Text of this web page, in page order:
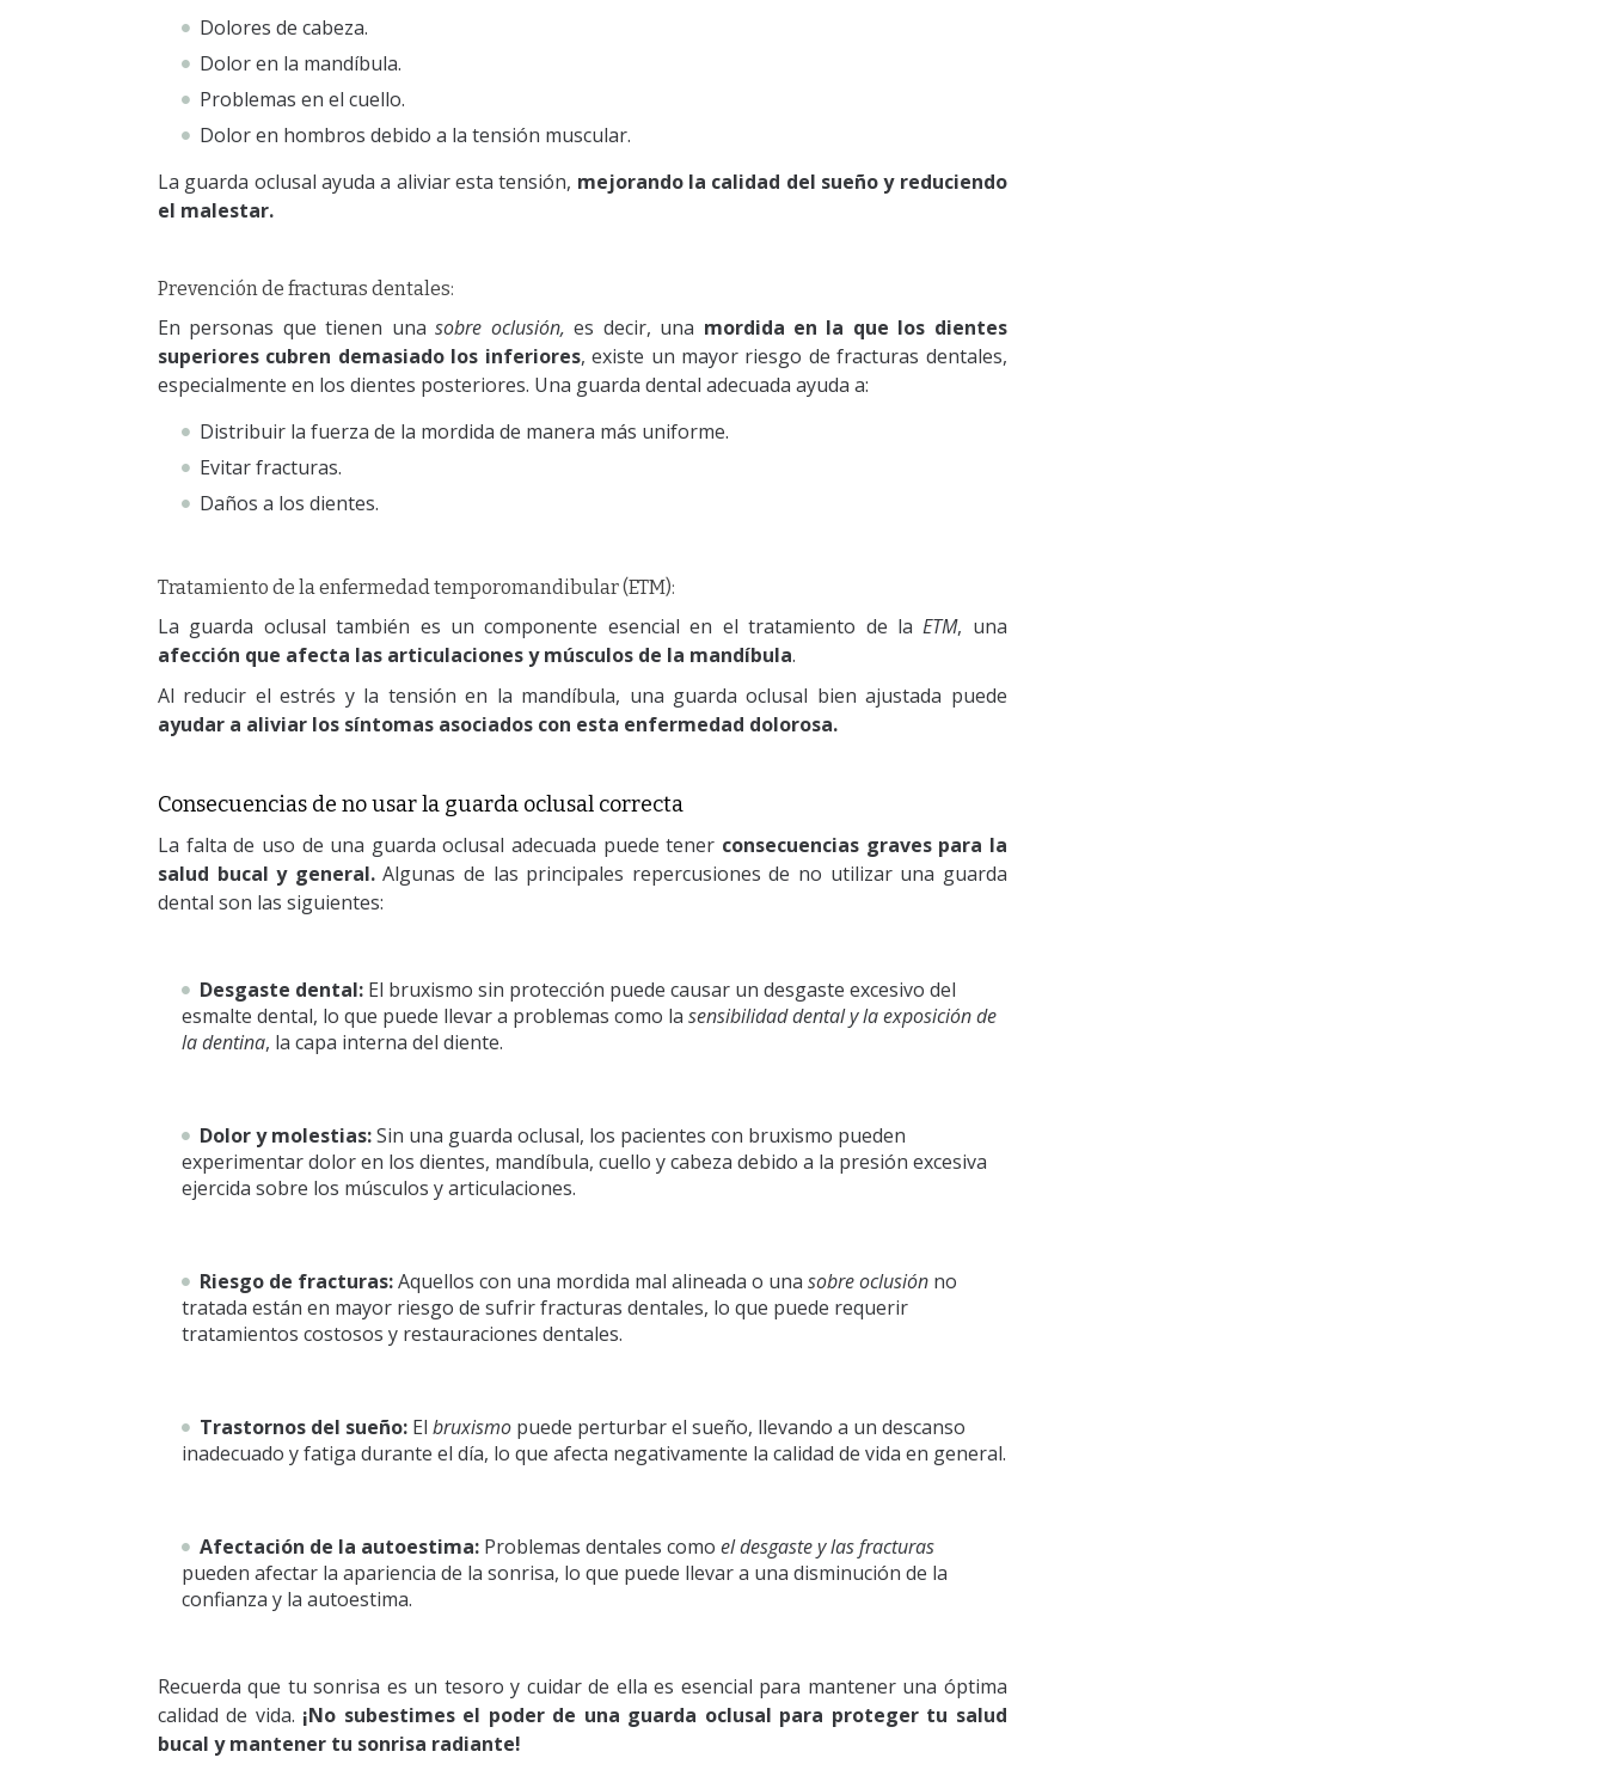
Dolores de cabeza.
Dolor en la mandíbula.
Problemas en el cuello.
Dolor en hombros debido a la tensión muscular.
La guarda oclusal ayuda a aliviar esta tensión, mejorando la calidad del sueño y reduciendo
el malestar.
Prevención de fracturas dentales:
En personas que tienen unasobre oclusión, es decir, una mordida en la que los dientes
superiores cubren demasiado los inferiores, existe un mayor riesgo de fracturas dentales,
especialmente en los dientes posteriores. Una guarda dental adecuada ayuda a:
Distribuir la fuerza de la mordida de manera más uniforme.
Evitar fracturas.
Daños a los dientes.
Tratamiento de la enfermedad temporomandibular (ETM):
La guarda oclusal también es un componente esencial en el tratamiento de laETM, una
afección que afecta las articulaciones y músculos de la mandíbula.
Al reducir el estrés y la tensión en la mandíbula, una guarda oclusal bien ajustada puede
ayudar a aliviar los síntomas asociados con esta enfermedad dolorosa.
Consecuencias de no usar la guarda oclusal correcta
La falta de uso de una guarda oclusal adecuada puede tener consecuencias graves para la
salud bucal y general.Algunas de las principales repercusiones de no utilizar una guarda
dental son las siguientes:
Desgaste dental: El bruxismo sin protección puede causar un desgaste excesivo del
esmalte dental, lo que puede llevar a problemas como la sensibilidad dental y la exposición de
la dentina, la capa interna del diente.
Dolor y molestias:Sin una guarda oclusal, los pacientes con bruxismo pueden
experimentar dolor en los dientes, mandíbula, cuello y cabeza debido a la presión excesiva
ejercida sobre los músculos y articulaciones.
Riesgo de fracturas:Aquellos con una mordida mal alineada o una sobre oclusión no
tratada están en mayor riesgo de sufrir fracturas dentales, lo que puede requerir
tratamientos costosos y restauraciones dentales.
Trastornos del sueño: El bruxismo puede perturbar el sueño, llevando a un descanso
inadecuado y fatiga durante el día, lo que afecta negativamente la calidad de vida en general.
Afectación de la autoestima: Problemas dentales como el desgaste y las fracturas
pueden afectar la apariencia de la sonrisa, lo que puede llevar a una disminución de la
confianza y la autoestima.
Recuerda que tu sonrisa es un tesoro y cuidar de ella es esencial para mantener una óptima
calidad de vida. ¡No subestimes el poder de una guarda oclusal para proteger tu salud
bucal y mantener tu sonrisa radiante!